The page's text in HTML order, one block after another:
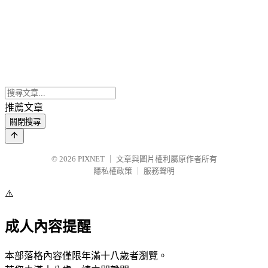
推薦文章
關閉搜尋
© 2026 PIXNET
文章與圖片權利屬原作者所有
隱私權政策
服務聲明
⚠️
成人內容提醒
本部落格內容僅限年滿十八歲者瀏覽。